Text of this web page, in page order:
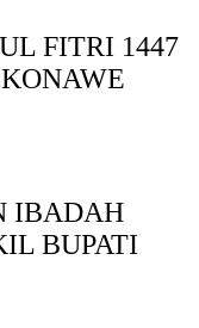
FITRI 1447
IBADAH
BUPATI